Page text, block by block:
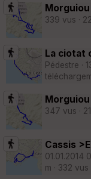
Morguiou
339 vus ·
La ciotat
Pédestre ·
Morguiou
347 vus ·
Cassis
01.01.2014
m · 332